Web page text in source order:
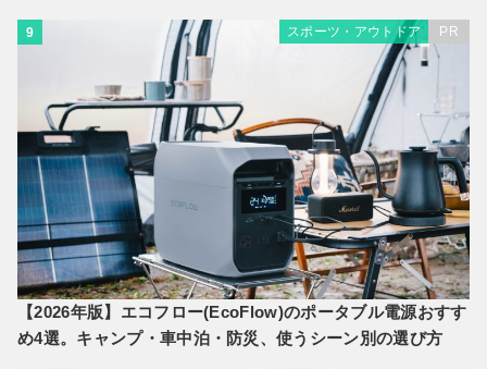
9 スポーツ・アウトドア PR
【2026年版】エコフロー(EcoFlow)のポータブル電源おすす
め4選。キャンプ・車中泊・防災、使うシーン別の選び方